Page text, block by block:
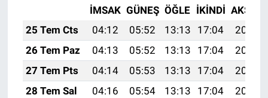
İMSAK GÜNEŞ ÖĞLE İKINDI AKŞAM
25 Tem Cts
04:12 05:52 13:13 17:04
20:25
26 Tem Paz
04:13 05:52 13:13 17:04
20:24
27 Tem Pts
04:14 05:53 13:13 17:04
20:23
28 Tem Sal
04:16 05:54 13:13 17:04
20:22